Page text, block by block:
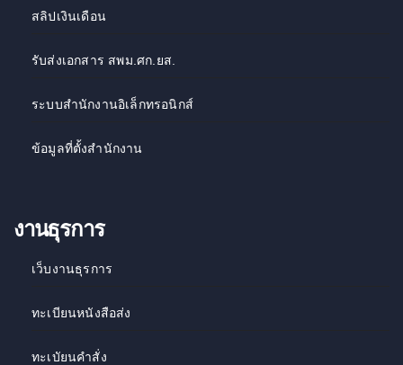
สลิปเงินเดือน
รับส่งเอกสาร สพม.ศก.ยส.
ระบบสำนักงานอิเล็กทรอนิกส์
ข้อมูลที่ตั้งสำนักงาน
งานธุรการ
เว็บงานธุรการ
ทะเบียนหนังสือส่ง
ทะเบัยนคำสั่ง